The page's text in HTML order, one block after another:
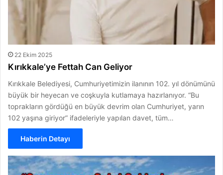
22 Ekim 2025
Kırıkkale’ye Fettah Can Geliyor
Kırıkkale Belediyesi, Cumhuriyetimizin ilanının 102. yıl dönümünü
büyük bir heyecan ve coşkuyla kutlamaya hazırlanıyor. “Bu
toprakların gördüğü en büyük devrim olan Cumhuriyet, yarın
102 yaşına giriyor” ifadeleriyle yapılan davet, tüm…
Haberin Detayı